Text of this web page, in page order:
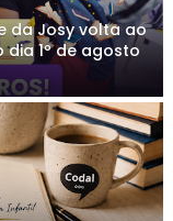
da Josy volta ao
1º de agosto